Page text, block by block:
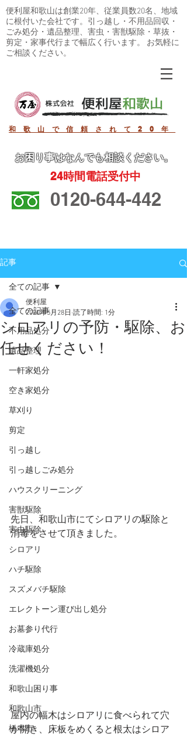
便利屋和歌山は創業20年、従業員数20名、地域
に根付いた会社です。引っ越し・不用品回収・
ごみ処分・遺品整理、害虫・害獣駆除・草抜・
剪定・家事代行まで幅広く行います。 お気軽に
ご相談ください。
和歌山で信頼されて20年
お困り事はなんでも相談ください。
24時間電話受付中
0120-644-442
記事
全ての記事
不用品処分
遺品整理
一軒家処分
空き家処分
草刈り
剪定
引っ越し
引っ越しごみ処分
ハウスクリーニング
害獣駆除
害虫駆除
シロアリ
ハチ駆除
スズメバチ駆除
エレクトーン運び出し処分
お墓参り代行
冷蔵庫処分
洗濯機処分
和歌山困り事
和歌山市
橋本市
全ての記事
シロアリの予防・駆除、お
任せください！
便利屋
2020年5月28日 読了時間: 1分
先日、和歌山市にてシロアリの駆除と
消毒をさせて頂きました。
屋内の幅木はシロアリに食べられて穴
が開き、床板をめくると根太はシロア